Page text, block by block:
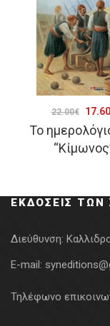
Το
22.00€
price
was:
17.60
ΕΚΔΌΣΕΙΣ
Διεύθυνση:
E-mail:
Τηλέφωνο